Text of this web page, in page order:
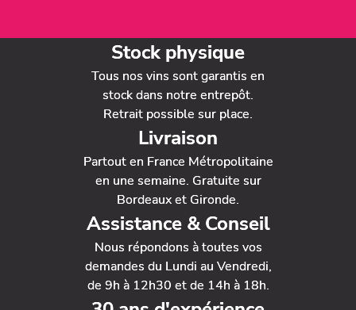
Stock physique
Tous nos vins sont garantis en
stock dans notre entrepôt.
Retrait possible sur place.
Livraison
Partout en France Métropolitaine
en une semaine. Gratuite sur
Bordeaux et Gironde.
Assistance & Conseil
Nous répondons à toutes vos
demandes du Lundi au Vendredi,
de 9h à 12h30 et de 14h à 18h.